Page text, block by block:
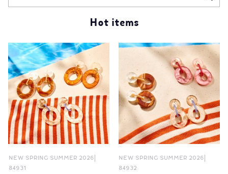
Hot items
NEW SPRING SUMMER 2026
84931
NEW SPRING SUMMER 2026
84932